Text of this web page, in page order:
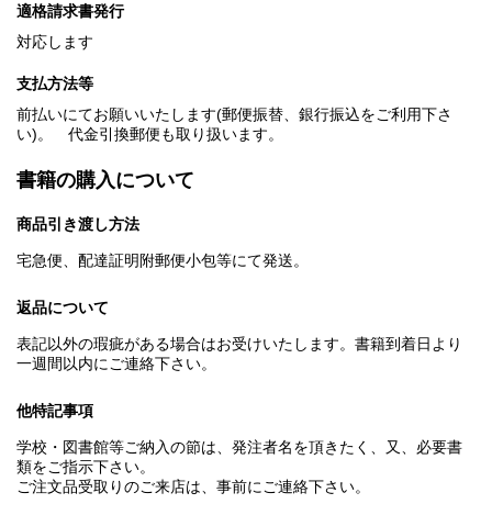
適格請求書発行
対応します
支払方法等
前払いにてお願いいたします(郵便振替、銀行振込をご利用下さ
い)。 代金引換郵便も取り扱います。
書籍の購入について
商品引き渡し方法
宅急便、配達証明附郵便小包等にて発送。
返品について
表記以外の瑕疵がある場合はお受けいたします。書籍到着日より
一週間以内にご連絡下さい。
他特記事項
学校・図書館等ご納入の節は、発注者名を頂きたく、又、必要書
類をご指示下さい。
ご注文品受取りのご来店は、事前にご連絡下さい。